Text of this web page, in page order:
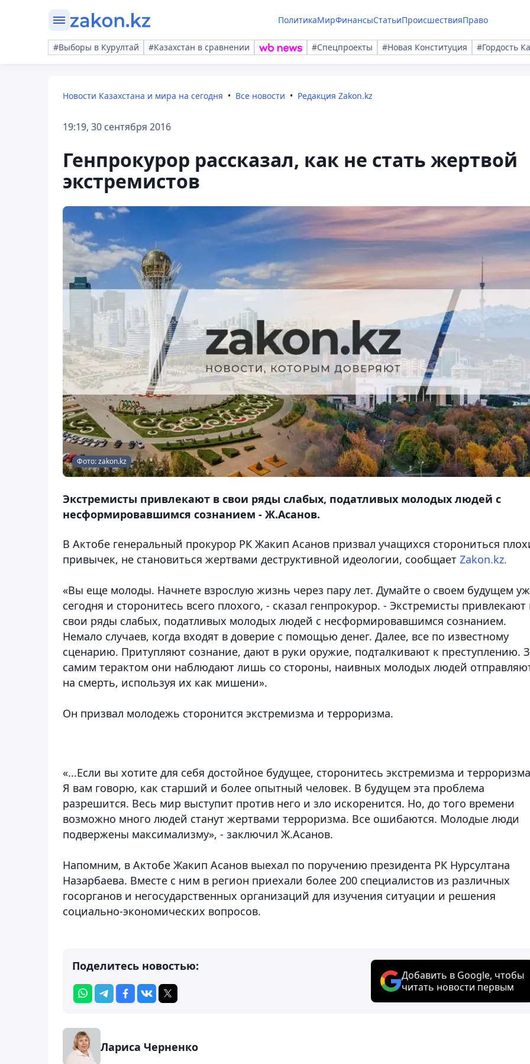
ПолитикаМирФинансыСтатьиПроисшествияПраво
#Выборы в Курултай #Казахстан в сравнении #Спецпроекты #Новая Конституция #Гордость
Новости Казахстана и мира на сегодня Все новости Редакция Zakon.kz
19:19, 30 сентября 2016
Генпрокурор рассказал, как не стать жертвой
экстремистов
Фото: zakon.kz
Экстремисты привлекают в свои ряды слабых, податливых молодых людей с
несформировавшимся сознанием - Ж.Асанов.
В Актобе генеральный прокурор РК Жакип Асанов призвал учащихся сторониться
привычек, не становиться жертвами деструктивной идеологии, сообщает Zakon.kz.
«Вы еще молоды. Начнете взрослую жизнь через пару лет. Думайте о своем будущем
сегодня и сторонитесь всего плохого, - сказал генпрокурор. - Экстремисты привлекают
свои ряды слабых, податливых молодых людей с несформировавшимся сознанием.
Немало случаев, когда входят в доверие с помощью денег. Далее, все по известному
сценарию. Притупляют сознание, дают в руки оружие, подталкивают к преступлению.
самим терактом они наблюдают лишь со стороны, наивных молодых людей
на смерть, используя их как мишени».
Он призвал молодежь сторонится экстремизма и терроризма.
«...Если вы хотите для себя достойное будущее, сторонитесь экстремизма и
Я вам говорю, как старший и более опытный человек. В будущем эта проблема
разрешится. Весь мир выступит против него и зло искоренится. Но, до того времени
возможно много людей станут жертвами терроризма. Все ошибаются. Молодые люди
подвержены максимализму», - заключил Ж.Асанов.
Напомним, в Актобе Жакип Асанов выехал по поручению президента РК Нурсултана
Назарбаева. Вместе с ним в регион приехали более 200 специалистов из различных
госорганов и негосударственных организаций для изучения ситуации и решения
социально-экономических вопросов.
Поделитесь новостью:
Добавить в Google, чтобы
читать новости первым
Лариса Черненко